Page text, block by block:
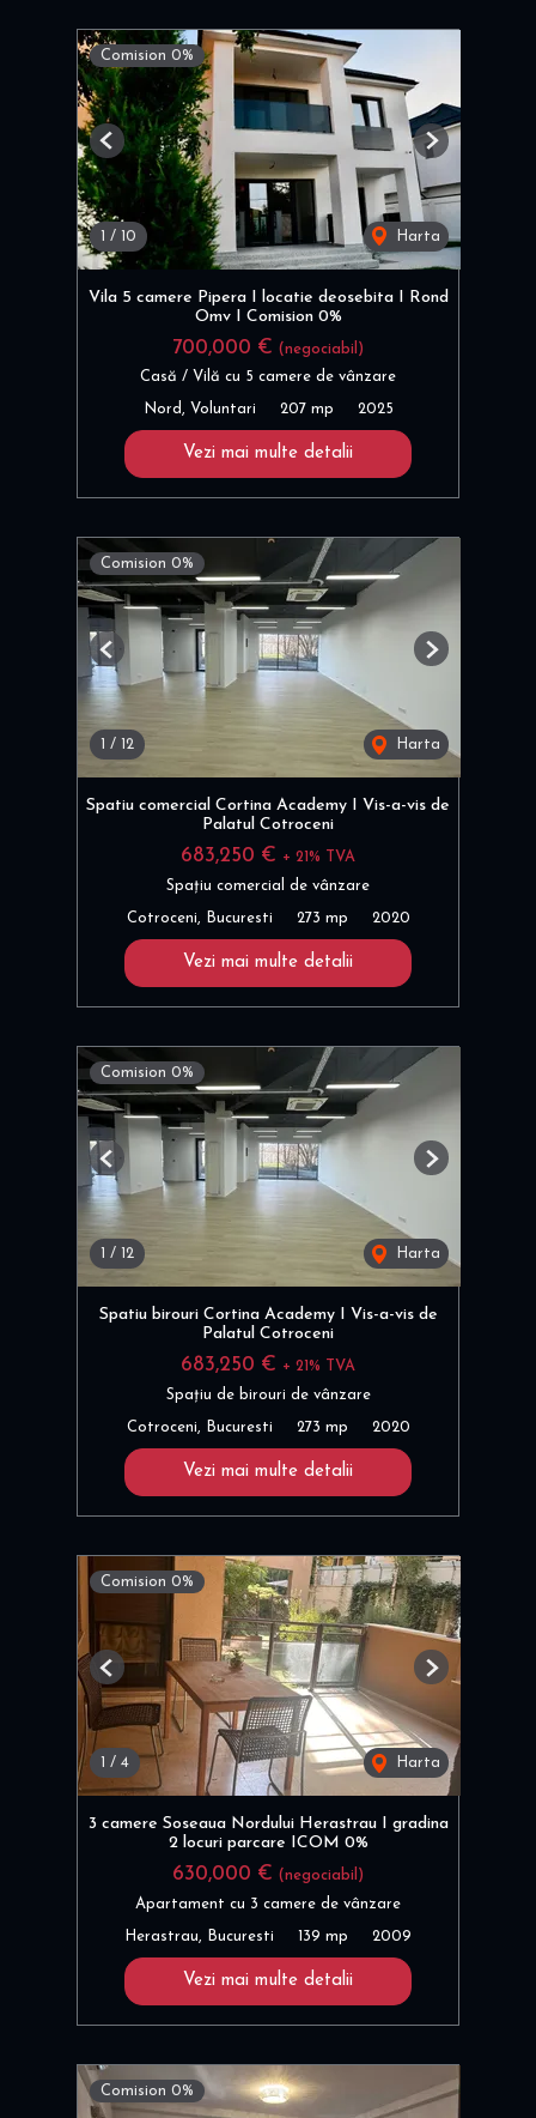
Comision 0%
1 / 10 Harta
Previous Next
Vila 5 camere Pipera I locatie deosebita I Rond
Omv I Comision 0%
700,000 € (negociabil)
Casă / Vilă cu 5 camere de vânzare
Nord, Voluntari 207 mp 2025
Vezi mai multe detalii
Comision 0%
/ 12 Harta
Previous Next
Spatiu comercial Cortina Academy I Vis-a-vis de
Palatul Cotroceni
683,250 € + 21% TVA
Spațiu comercial de vânzare
Cotroceni, Bucuresti 273 mp 2020
Vezi mai multe detalii
Comision 0%
/ 12 Harta
Previous Next
Spatiu birouri Cortina Academy I Vis-a-vis de
Palatul Cotroceni
683,250 € + 21% TVA
Spațiu de birouri de vânzare
Cotroceni, Bucuresti 273 mp 2020
Vezi mai multe detalii
Comision 0%
1 / 4 Harta
Previous Next
3 camere Soseaua Nordului Herastrau I gradina
2 locuri parcare ICOM 0%
630,000 € (negociabil)
Apartament cu 3 camere de vânzare
Herastrau, Bucuresti 139 mp 2009
Vezi mai multe detalii
Comision 0%